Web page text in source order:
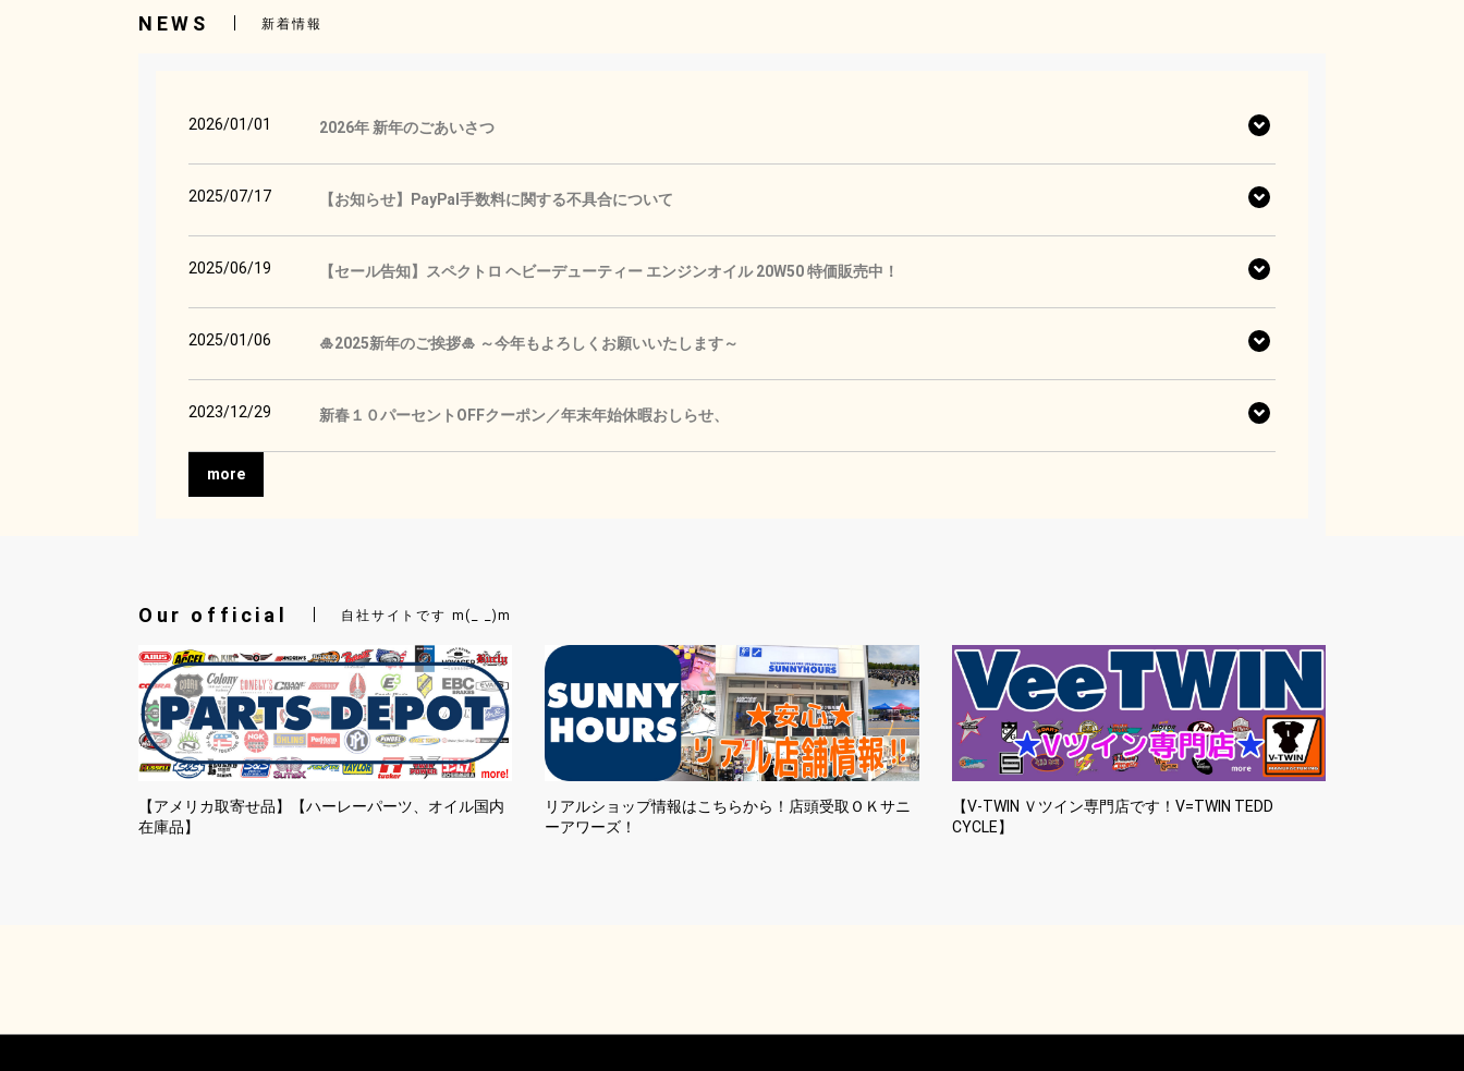
NEWS 新着情報
2026/01/01 2026年 新年のごあいさつ
2025/07/17 【お知らせ】PayPal手数料に関する不具合について
2025/06/19 【セール告知】スペクトロ ヘビーデューティー エンジンオイル 20W50 特価販売中！
2025/01/06 🎍2025新年のご挨拶🎍 ～今年もよろしくお願いいたします～
2023/12/29 新春１０パーセントOFFクーポン／年末年始休暇おしらせ、
more
Our official 自社サイトです m(_ _)m
【アメリカ取寄せ品】【ハーレーパーツ、オイル国内
在庫品】
リアルショップ情報はこちらから！店頭受取ＯＫサニ
ーアワーズ！
【V-TWIN Ｖツイン専門店です！V=TWIN TEDD
CYCLE】